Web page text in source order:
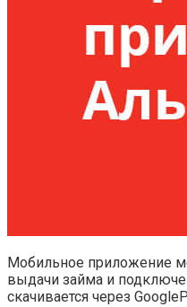
Мобильное приложение
выдачи займа и
скачивается через